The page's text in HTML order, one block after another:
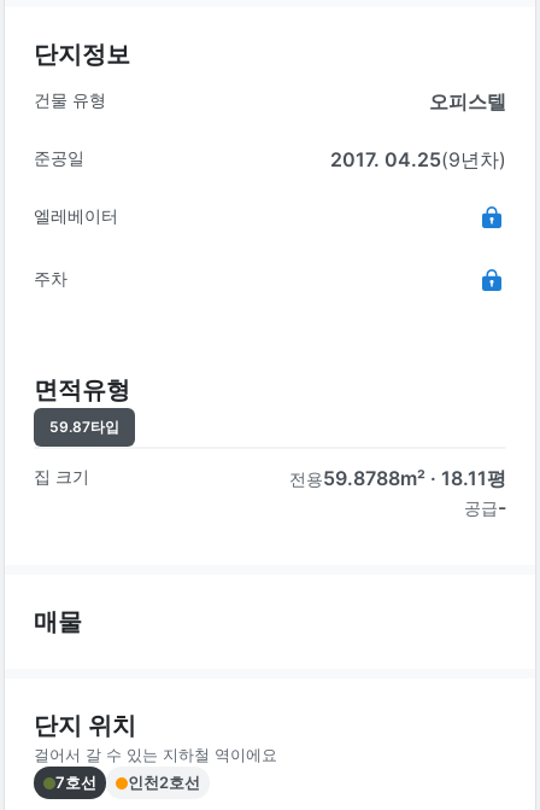
단지정보
건물 유형 오피스텔
준공일 2017. 04.25(9년차)
엘레베이터
주차
면적유형
59.87타입
집 크기 전용59.8788m² · 18.11평
공급-
매물
단지 위치
걸어서 갈 수 있는 지하철 역이에요
7호선
인천2호선